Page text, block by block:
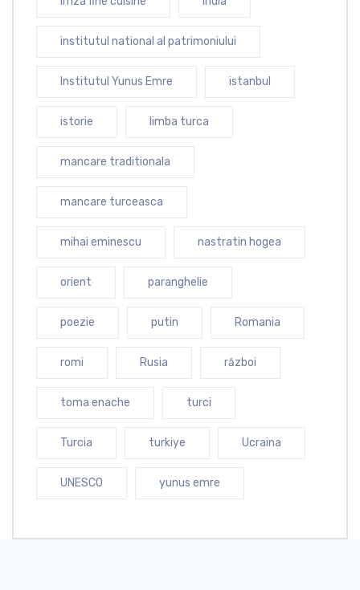
institutul national al patrimoniului
Institutul Yunus Emre istanbul
istorie limba turca
mancare traditionala
mancare turceasca
mihai eminescu nastratin hogea
orient paranghelie
poezie putin Romania
romi Rusia război
toma enache turci
Turcia turkiye Ucraina
UNESCO yunus emre